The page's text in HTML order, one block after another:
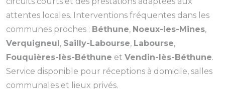
attentes locales. Interventions fréquentes dans les
communes proches : Béthune, Noeux-les-Mines,
Verquigneul, Sailly-Labourse, Labourse,
Fouquières-lès-Béthune et Vendin-lès-Béthune.
Service disponible pour réceptions à domicile, salles
communales et lieux privés.